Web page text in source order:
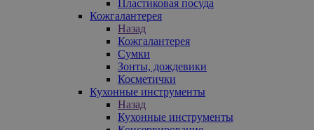
Пластиковая посуда
Кожгалантерея
Назад
Кожгалантерея
Сумки
Зонты, дождевики
Косметички
Кухонные инструменты
Назад
Кухонные инструменты